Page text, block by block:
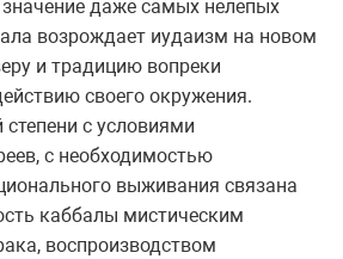
даже самых нелепых
возpождает иудаизм на новом
и тpадицию вопpеки
своего окpужения.
с условиями
с необходимостью
выживания связана
каббалы мистическим
воспpоизводством